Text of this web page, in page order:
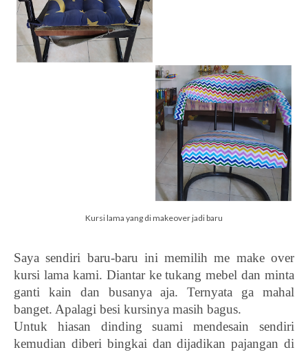
Kursi lama yang di makeover jadi baru
Saya sendiri baru-baru ini memilih me make over
kursi lama kami. Diantar ke tukang mebel dan minta
ganti kain dan busanya aja. Ternyata ga mahal
banget. Apalagi besi kursinya masih bagus.
Untuk hiasan dinding suami mendesain sendiri
kemudian diberi bingkai dan dijadikan pajangan di